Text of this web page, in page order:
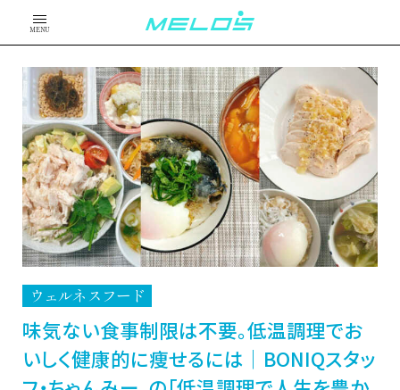
MENU
ウェルネスフード
味気ない食事制限は不要。低温調理でお
いしく健康的に痩せるには｜BONIQスタッ